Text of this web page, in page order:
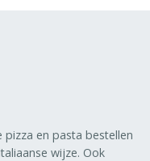
pizza en pasta bestellen
wijze. Ook